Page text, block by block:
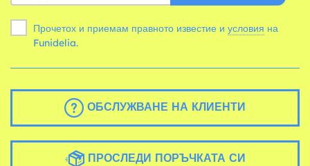
Прочетох и приемам правното известие и условия
Funidelia.
ОБСЛУЖВАНЕ НА КЛИЕНТИ
ПРОСЛЕДИ ПОРЪЧКАТА СИ